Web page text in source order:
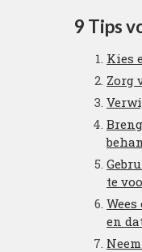
9 Tips
Kies
Zorg
te
en